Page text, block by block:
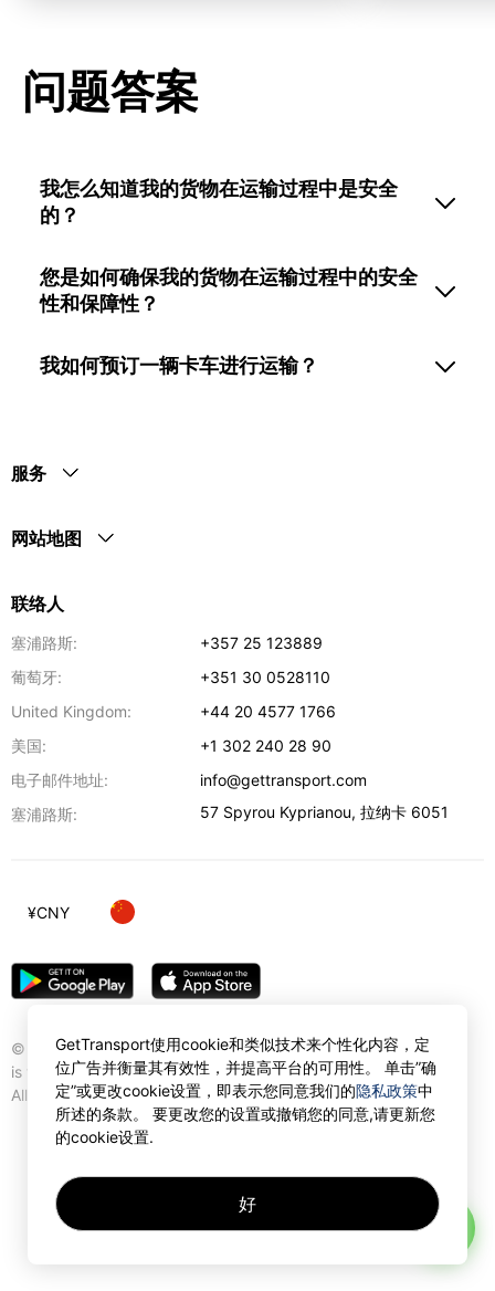
问题答案
我怎么知道我的货物在运输过程中是安全
的？
您是如何确保我的货物在运输过程中的安全
性和保障性？
我如何预订一辆卡车进行运输？
服务
网站地图
联络人
塞浦路斯:
+357 25 123889
葡萄牙:
+351 30 0528110
United Kingdom:
+44 20 4577 1766
美国:
+1 302 240 28 90
电子邮件地址:
info@gettransport.com
塞浦路斯:
57 Spyrou Kyprianou,拉纳卡 6051
© Gettransport International Limited. GetTransport®
is trademark of Gettransport International Limited.
All rights reserved.
¥CNY
GetTransport使用cookie和类似技术来个性化内容，定
位广告并衡量其有效性，并提高平台的可用性。 单击”确
定”或更改cookie设置，即表示您同意我们的隐私政策中
所述的条款。 要更改您的设置或撤销您的同意,请更新您
的cookie设置.
好
AI